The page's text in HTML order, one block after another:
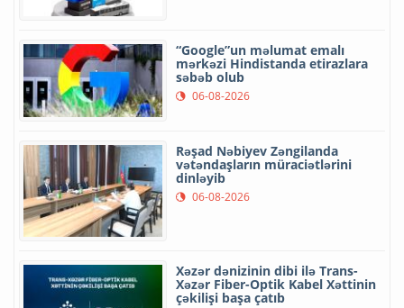
“Google”un məlumat emalı
mərkəzi Hindistanda etirazlara
səbəb olub
06-08-2026
Rəşad Nəbiyev Zəngilanda
vətəndaşların müraciətlərini
dinləyib
06-08-2026
Xəzər dənizinin dibi ilə Trans-
Xəzər Fiber-Optik Kabel Xəttinin
çəkilişi başa çatıb